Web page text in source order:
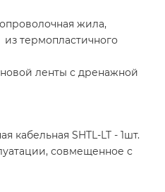
жила,
термопластичного
ленты с дренажной
кабельная SHTL-LT - 1шт.
совмещенное с